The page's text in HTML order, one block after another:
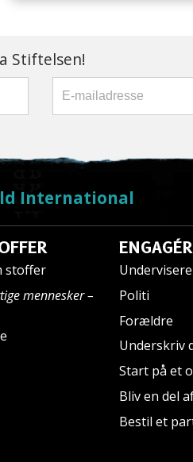
Stiftelsen!
International
stoffer
mennesker –
Undervisere
Politi
Forældre
Underskriv
Start på et
Bliv en del
Bestil et